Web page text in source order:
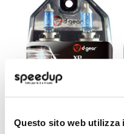
Questo sito web utilizza
Lampadine H7 H7 -